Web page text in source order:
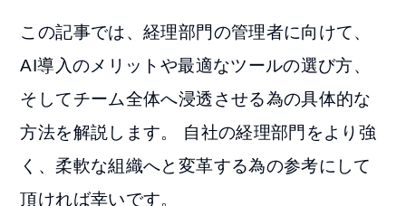
この記事では、経理部門の管理者に向けて、
AI導入のメリットや最適なツールの選び方、
そしてチーム全体へ浸透させる為の具体的な
方法を解説します。 自社の経理部門をより強
く、柔軟な組織へと変革する為の参考にして
頂ければ幸いです。